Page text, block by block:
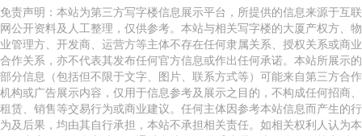
免责声明：本站为第三方写字楼信息展示平台，所提供的信息来源于互联
网公开资料及人工整理，仅供参考。本站与相关写字楼的大厦产权方、物
业管理方、开发商、运营方等主体不存在任何隶属关系、授权关系或商业
合作关系，亦不代表其发布任何官方信息或作出任何承诺。本站所展示的
部分信息（包括但不限于文字、图片、联系方式等）可能来自第三方合作
机构或广告展示内容，仅用于信息参考及展示之目的，不构成任何招商、
租赁、销售等交易行为或商业建议。任何主体因参考本站信息而产生的行
为及后果，均由其自行承担，本站不承担相关责任。如相关权利人认为本